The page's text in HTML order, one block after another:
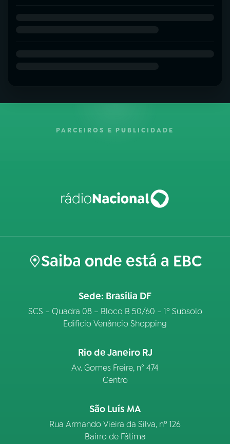
PARCEIROS E PUBLICIDADE
Saiba onde está a EBC
Sede: Brasília DF
SCS – Quadra 08 – Bloco B 50/60 – 1º Subsolo
Edifício Venâncio Shopping
Rio de Janeiro RJ
Av. Gomes Freire, n° 474
Centro
São Luís MA
Rua Armando Vieira da Silva, nº 126
Bairro de Fátima